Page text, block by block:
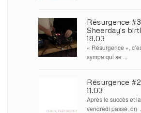
Résurgence
Sheerday's
18.03
« Résurgence »,
sympa qui se ...
Résurgence
11.03
Après le succès et
vendredi passé, on